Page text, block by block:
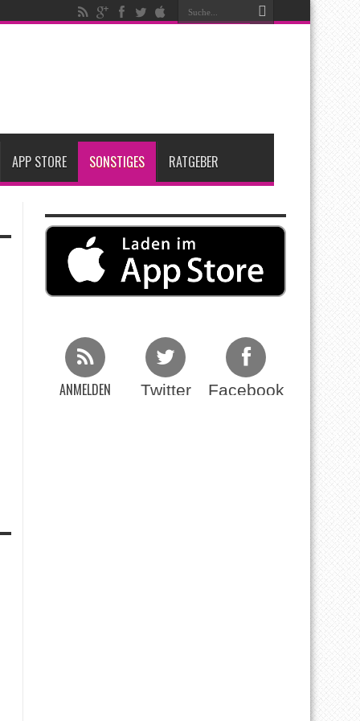
Apple übernimmt Softwarefirma PlasmaSolve
APP STORE SONSTIGES RATGEBER
ANMELDEN Twitter Facebook